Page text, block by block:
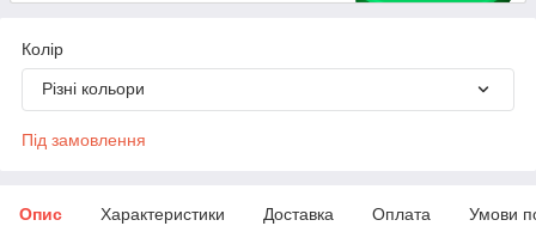
Колір
Різні кольори
Під замовлення
Опис Характеристики Доставка Оплата Умови